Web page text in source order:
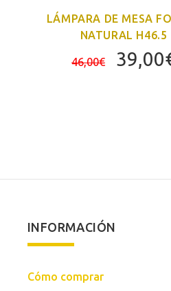
LÁMPARA DE MESA
NATURAL H46.5
46,00€
El
39,00
INFORMACIÓN
Cómo comprar